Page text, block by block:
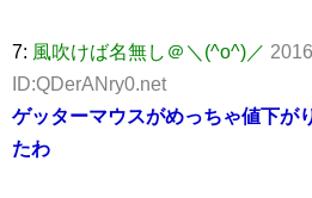
7: 風吹けば名無し＠＼(^o^)／
ID:QDerANry0.net
ゲッターマウスがめっちゃ値下が
たわ